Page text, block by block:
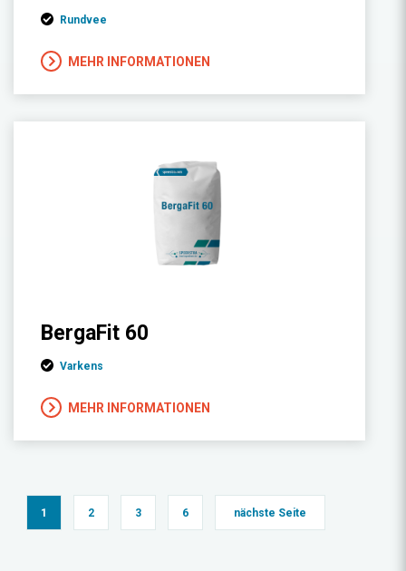
Rundvee
MEHR INFORMATIONEN
BergaFit 60
Varkens
MEHR INFORMATIONEN
1 2 3 6 nächste Seite